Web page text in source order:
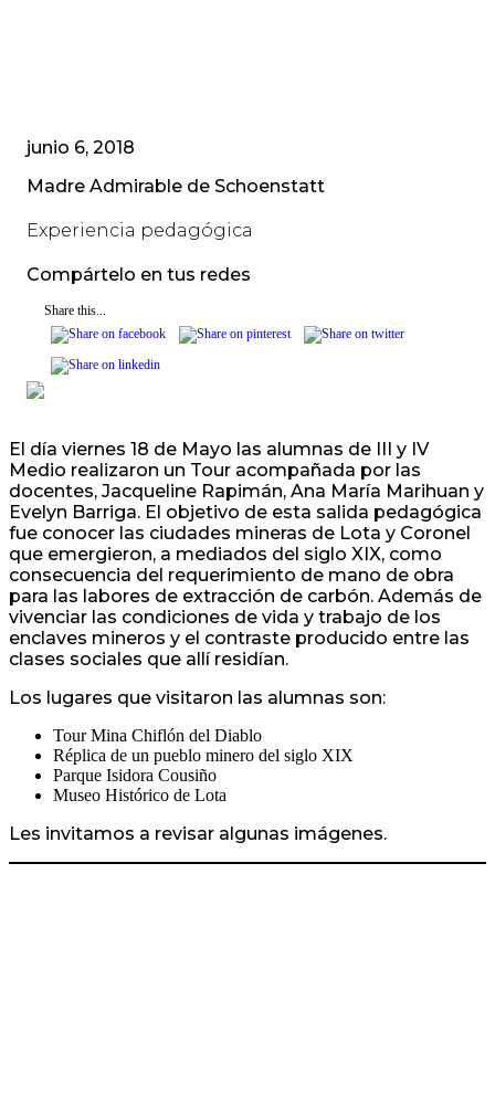
junio 6, 2018
Madre Admirable de Schoenstatt
Experiencia pedagógica
Compártelo en tus redes
Share this...
El día viernes 18 de Mayo las alumnas de III y IV
Medio realizaron un Tour acompañada por las
docentes, Jacqueline Rapimán, Ana María Marihuan y
Evelyn Barriga. El objetivo de esta salida pedagógica
fue conocer las ciudades mineras de Lota y Coronel
que emergieron, a mediados del siglo XIX, como
consecuencia del requerimiento de mano de obra
para las labores de extracción de carbón. Además de
vivenciar las condiciones de vida y trabajo de los
enclaves mineros y el contraste producido entre las
clases sociales que allí residían.
Los lugares que visitaron las alumnas son:
Tour Mina Chiflón del Diablo
Réplica de un pueblo minero del siglo XIX
Parque Isidora Cousiño
Museo Histórico de Lota
Les invitamos a revisar algunas imágenes.